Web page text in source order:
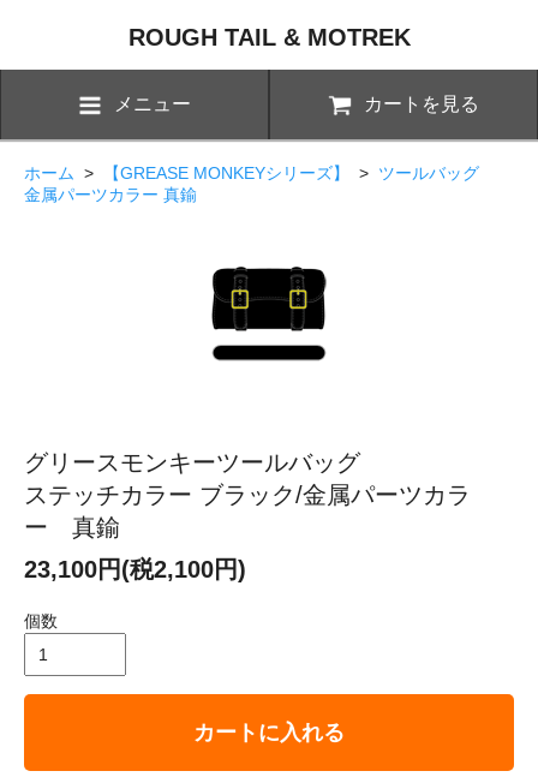
ROUGH TAIL & MOTREK
メニュー カートを見る
ホーム > 【GREASE MONKEYシリーズ】 > ツールバッグ
金属パーツカラー 真鍮
グリースモンキーツールバッグ
ステッチカラー ブラック/金属パーツカラ
ー 真鍮
23,100円(税2,100円)
個数
カートに入れる